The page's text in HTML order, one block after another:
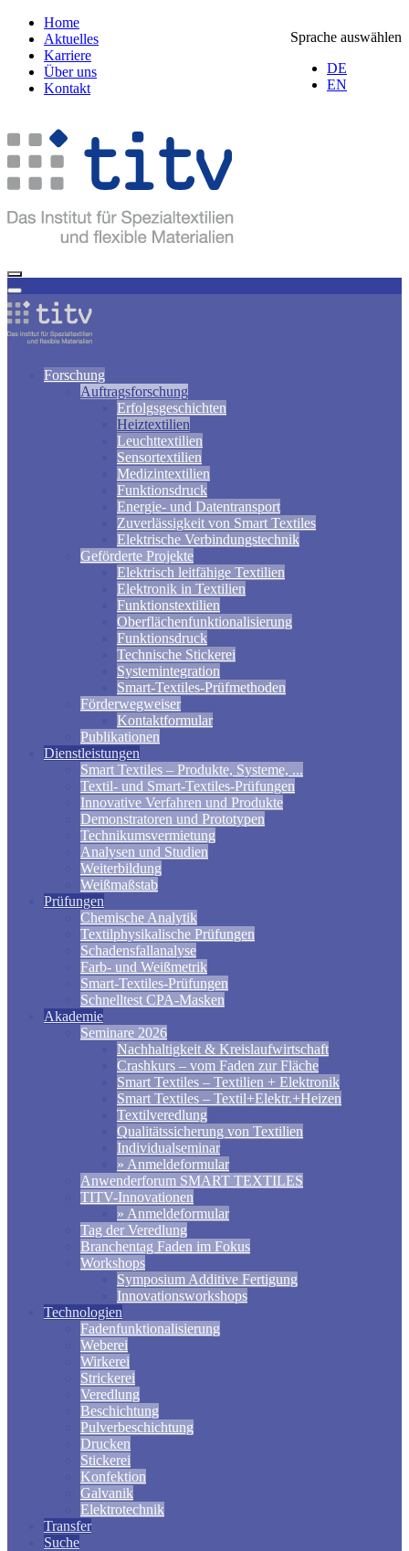
Sprache auswählen
DE
EN
Home
Aktuelles
Karriere
Über uns
Kontakt
Forschung
Auftragsforschung
Erfolgsgeschichten
Heiztextilien
Leuchttextilien
Sensortextilien
Medizintextilien
Funktionsdruck
Energie- und Datentransport
Zuverlässigkeit von Smart Textiles
Elektrische Verbindungstechnik
Geförderte Projekte
Elektrisch leitfähige Textilien
Elektronik in Textilien
Funktionstextilien
Oberflächenfunktionalisierung
Funktionsdruck
Technische Stickerei
Systemintegration
Smart-Textiles-Prüfmethoden
Förderwegweiser
Kontaktformular
Publikationen
Dienstleistungen
Smart Textiles – Produkte, Systeme, ...
Textil- und Smart-Textiles-Prüfungen
Innovative Verfahren und Produkte
Demonstratoren und Prototypen
Technikumsvermietung
Analysen und Studien
Weiterbildung
Weißmaßstab
Prüfungen
Chemische Analytik
Textilphysikalische Prüfungen
Schadensfallanalyse
Farb- und Weißmetrik
Smart-Textiles-Prüfungen
Schnelltest CPA-Masken
Akademie
Seminare 2026
Nachhaltigkeit & Kreislaufwirtschaft
Crashkurs – vom Faden zur Fläche
Smart Textiles – Textilien + Elektronik
Smart Textiles – Textil+Elektr.+Heizen
Textilveredlung
Qualitätssicherung von Textilien
Individualseminar
» Anmeldeformular
Anwenderforum SMART TEXTILES
TITV-Innovationen
» Anmeldeformular
Tag der Veredlung
Branchentag Faden im Fokus
Workshops
Symposium Additive Fertigung
Innovationsworkshops
Technologien
Fadenfunktionalisierung
Weberei
Wirkerei
Strickerei
Veredlung
Beschichtung
Pulverbeschichtung
Drucken
Stickerei
Konfektion
Galvanik
Elektrotechnik
Transfer
Suche